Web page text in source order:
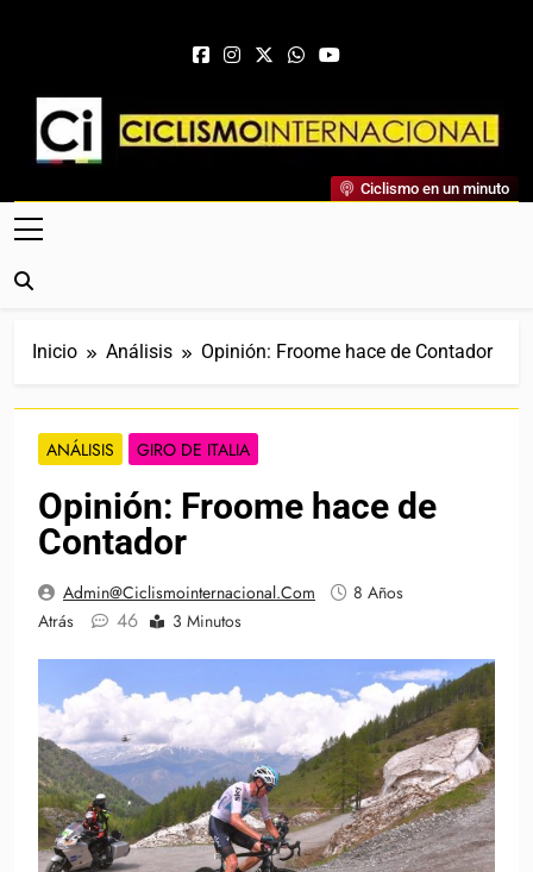
Ciclismo Internacional
Web Dedicada Al Ciclismo Mundial. Entrevistas, Análisis,
Crónicas, Previas Y Más. La Web Ciclista De Referencia.
Ciclismo en un minuto
Inicio Análisis Opinión: Froome hace de Contador
ANÁLISIS GIRO DE ITALIA
Opinión: Froome hace de
Contador
Admin@ciclismointernacional.com
8 Años
Atrás
46 3 Minutos